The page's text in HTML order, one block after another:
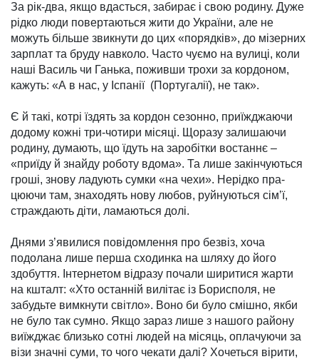
За рік-два, якщо вдасться, забирає і свою родину. Дуже
рідко люди повертаються жити до України, але не
можуть більше звик­нути до цих «порядків», до мізерних
зарплат та бруду навколо. Часто чуємо на вулиці, коли
наші Василь чи Ганька, поживши трохи за кордоном,
кажуть: «А в нас, у Іспанії (Португалії), не так».
Є й такі, котрі їздять за кор­дон сезонно, приїжджаючи
до­до­му кожні три-чотири міся­ці. Що­разу залишаючи
родину, ду­мають, що їдуть на заробітки вос­таннє –
«приїду й знайду ро­боту вдома». Та лише закін­чу­ю­ться
гроші, знову ладую­ть сум­ки «на чехи». Нерідко пра­
цюючи там, знаходять нову любов, руй­нуються сім’ї,
страж­­­дають діти, ламаються долі.
Днями з’явилися пові­дом­лен­ня про безвіз, хоча
подолана лише перша сходинка на шляху до його
здобуття. Інтернетом відразу почали ширитися жарти
на кшталт: «Хто останній ви­літає із Борисполя, не
забудьте вимкнути світло». Воно би було смішно, якби
не було так сум­но. Якщо зараз лише з нашого району
виїжджає близько сотні людей на місяць, оплачуючи за
візи значні суми, то чого чекати далі? Хочеться вірити,